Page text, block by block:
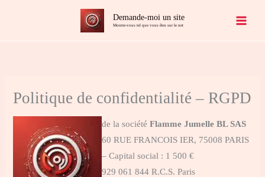
contenu
Demande-moi un site
Montre-vous tel que vous êtes sur le net
Politique de confidentialité – RGPD
de la sociétéFlamme Jumelle BL SAS
60 RUE FRANCOIS IER, 75008 PARIS
– Capital social : 1 500 €
929 061 844 R.C.S. Paris